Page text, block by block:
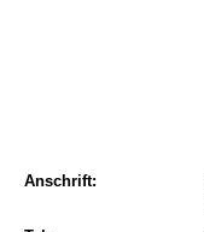
Anschrift: